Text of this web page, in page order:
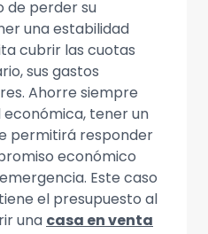
de perder su
una estabilidad
cubrir las cuotas
sus gastos
Ahorre siempre
tener un
permitirá responder
económico
Este caso
el presupuesto al
una casa en venta